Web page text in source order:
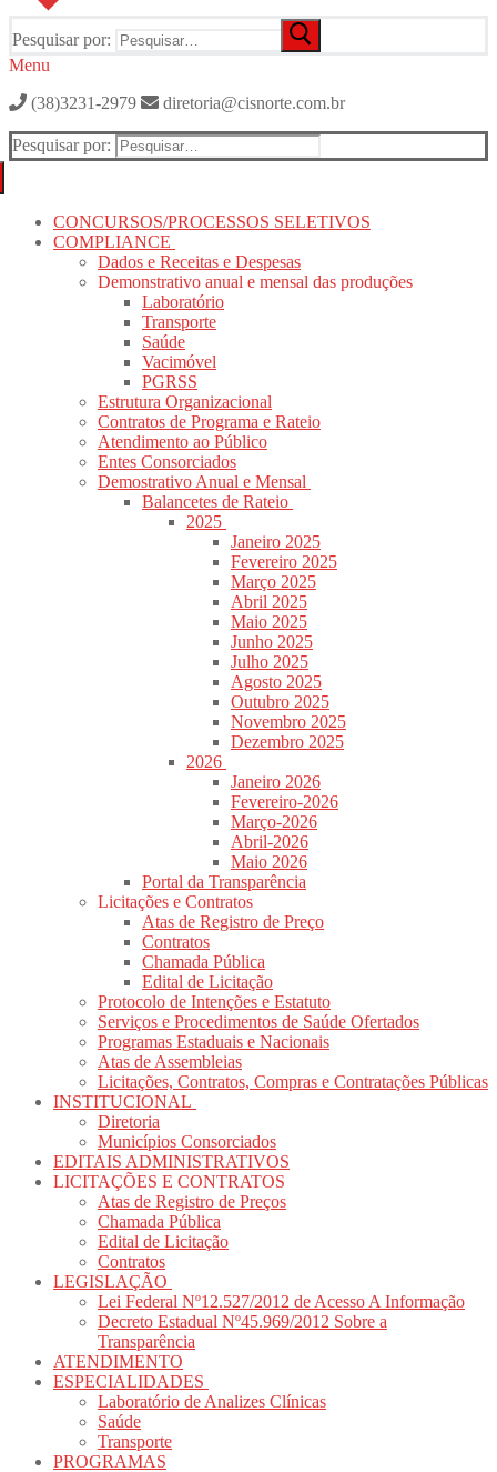
Pesquisar por:
Menu
(38)3231-2979
diretoria@cisnorte.com.br
Pesquisar por:
CONCURSOS/PROCESSOS SELETIVOS
COMPLIANCE
Dados e Receitas e Despesas
Demonstrativo anual e mensal das produções
Laboratório
Transporte
Saúde
Vacimóvel
PGRSS
Estrutura Organizacional
Contratos de Programa e Rateio
Atendimento ao Público
Entes Consorciados
Demostrativo Anual e Mensal
Balancetes de Rateio
2025
Janeiro 2025
Fevereiro 2025
Março 2025
Abril 2025
Maio 2025
Junho 2025
Julho 2025
Agosto 2025
Outubro 2025
Novembro 2025
Dezembro 2025
2026
Janeiro 2026
Fevereiro-2026
Março-2026
Abril-2026
Maio 2026
Portal da Transparência
Licitações e Contratos
Atas de Registro de Preço
Contratos
Chamada Pública
Edital de Licitação
Protocolo de Intenções e Estatuto
Serviços e Procedimentos de Saúde Ofertados
Programas Estaduais e Nacionais
Atas de Assembleias
Licitações, Contratos, Compras e Contratações Públicas
INSTITUCIONAL
Diretoria
Municípios Consorciados
EDITAIS ADMINISTRATIVOS
LICITAÇÕES E CONTRATOS
Atas de Registro de Preços
Chamada Pública
Edital de Licitação
Contratos
LEGISLAÇÃO
Lei Federal Nº12.527/2012 de Acesso A Informação
Decreto Estadual Nº45.969/2012 Sobre a
Transparência
ATENDIMENTO
ESPECIALIDADES
Laboratório de Analizes Clínicas
Saúde
Transporte
PROGRAMAS